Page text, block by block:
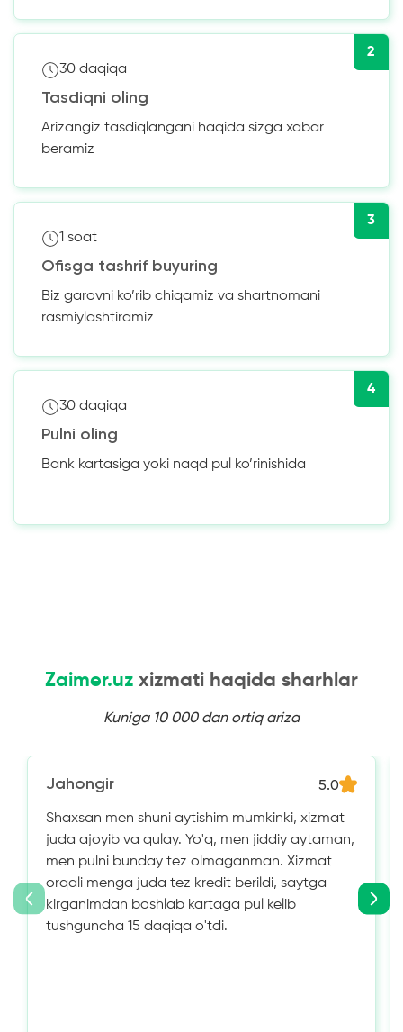
2
30 daqiqa
Tasdiqni oling
Arizangiz tasdiqlangani haqida sizga xabar
beramiz
3
1 soat
Ofisga tashrif buyuring
Biz garovni ko’rib chiqamiz va shartnomani
rasmiylashtiramiz
4
30 daqiqa
Pulni oling
Bank kartasiga yoki naqd pul ko’rinishida
Zaimer.uz xizmati haqida sharhlar
Kuniga 10 000 dan ortiq ariza
Jahongir 5.0
Shaxsan men shuni aytishim mumkinki, xizmat
juda ajoyib va ​​qulay. Yo'q, men jiddiy aytaman,
men pulni bunday tez olmaganman. Xizmat
orqali menga juda tez kredit berildi, saytga
kirganimdan boshlab kartaga pul kelib
tushguncha 15 daqiqa o'tdi.